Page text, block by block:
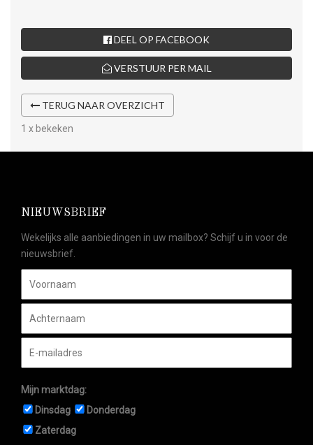
DEEL OP FACEBOOK
VERSTUUR PER MAIL
TERUG NAAR OVERZICHT
1 x bekeken
NIEUWSBRIEF
Wekelijks alle aanbiedingen in uw mailbox? Schijf u in voor de
nieuwsbrief.
Mijn marktdag:
Dinsdag
Donderdag
Zaterdag